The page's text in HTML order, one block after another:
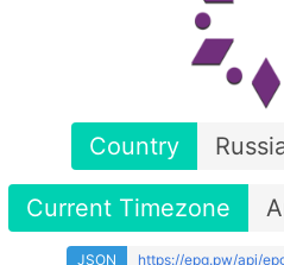
Country
Current Timezone
JSON https://epg.pw/api/